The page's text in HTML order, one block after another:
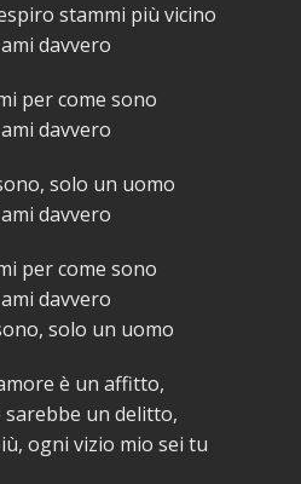
stammi più vicino
davvero
per come sono
davvero
solo un uomo
davvero
per come sono
davvero
solo un uomo
è un affitto,
un delitto,
ogni vizio mio sei tu